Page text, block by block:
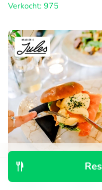
Verkocht: 975
2-gangen